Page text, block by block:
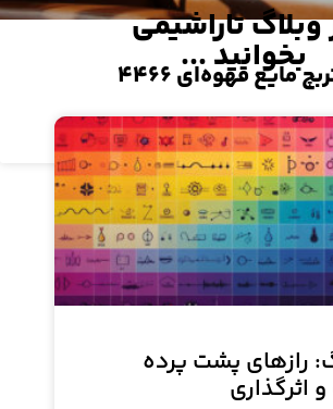
مایع قهوه‌ای ۴۴۶۶
مشاهده محصول
وبلاگ تاراشیمی
بخوانید ...
رازهای پشت پرده
اثرگذاری